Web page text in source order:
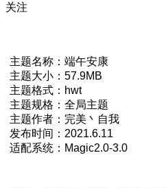
关注
主题名称：端午安康
主题大小：57.9MB
主题格式：hwt
主题规格：全局主题
主题作者：完美丶自我
发布时间：2021.6.11
适配系统：Magic2.0-3.0